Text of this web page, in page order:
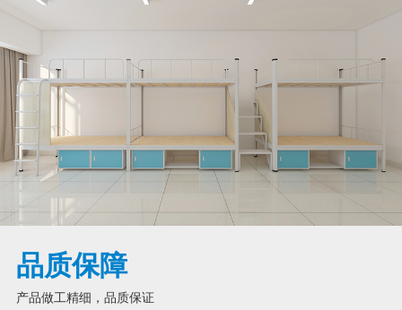
品质保障
产品做工精细，品质保证